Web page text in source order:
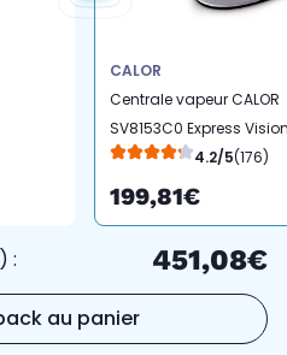
CALOR
Centrale vapeur CALOR
SV8153C0 Express
4.2/5(176)
199,81€
: 451,08€
au panier